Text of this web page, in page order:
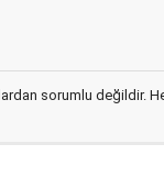
sorumlu değildir.